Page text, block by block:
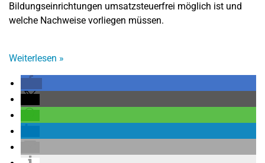
Bildungseinrichtungen umsatzsteuerfrei möglich ist und
welche Nachweise vorliegen müssen.
Weiterlesen »